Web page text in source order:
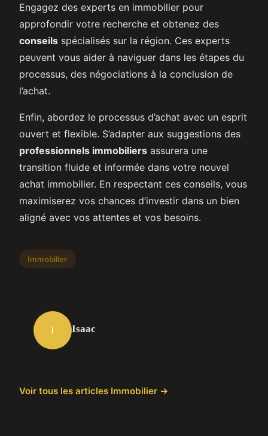
Engagez des experts en immobilier pour
approfondir votre recherche et obtenez des
conseils spécialisés sur la région. Ces experts
peuvent vous aider à naviguer dans les étapes du
processus, des négociations à la conclusion de
l’achat.
Enfin, abordez le processus d’achat avec un esprit
ouvert et flexible. S’adapter aux suggestions des
professionnels immobiliers assurera une
transition fluide et informée dans votre nouvel
achat immobilier. En respectant ces conseils, vous
maximiserez vos chances d’investir dans un bien
aligné avec vos attentes et vos besoins.
Immobilier
I Isaac
Voir tous les articles Immobilier →